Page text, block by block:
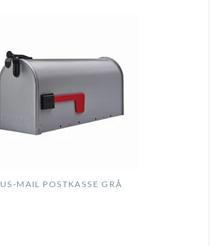
US-MAIL POSTKASSE GRÅ